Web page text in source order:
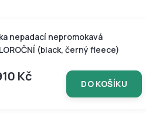
nepadací nepromokavá
(black, černý fleece)
Kč DO KOŠÍKU